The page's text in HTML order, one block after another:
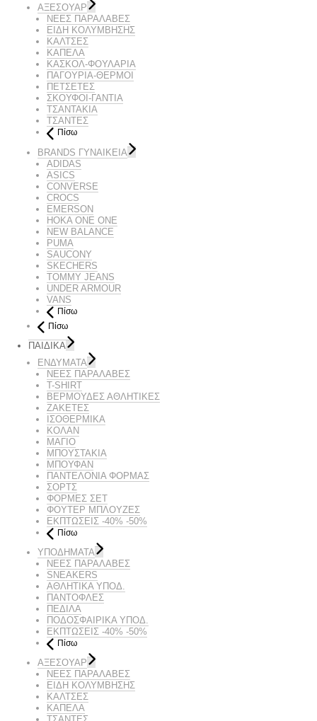
ΑΞΕΣΟΥΑΡ
ΝΕΕΣ ΠΑΡΑΛΑΒΕΣ
ΕΙΔΗ ΚΟΛΥΜΒΗΣΗΣ
ΚΑΛΤΣΕΣ
ΚΑΠΕΛΑ
ΚΑΣΚΟΛ-ΦΟΥΛΑΡΙΑ
ΠΑΓΟΥΡΙΑ-ΘΕΡΜΟΙ
ΠΕΤΣΈΤΕΣ
ΣΚΟΥΦΟΙ-ΓΑΝΤΙΑ
ΤΣΑΝΤΑΚΙΑ
ΤΣΑΝΤΕΣ
Πίσω
BRANDS ΓΥΝΑΙΚΕΊΑ
ADIDAS
ASICS
CONVERSE
CROCS
EMERSON
HOKA ONE ONE
NEW BALANCE
PUMA
SAUCONY
SKECHERS
TOMMY JEANS
UNDER ARMOUR
VANS
Πίσω
Πίσω
ΠΑΙΔΙΚΑ
ΕΝΔΥΜΑΤΑ
ΝΕΕΣ ΠΑΡΑΛΑΒΕΣ
T-SHIRT
ΒΕΡΜΟΥΔΕΣ ΑΘΛΗΤΙΚΕΣ
ΖΑΚΕΤΕΣ
ΙΣΟΘΕΡΜΙΚΑ
ΚΟΛΑΝ
ΜΑΓΙΟ
ΜΠΟΥΣΤΑΚΙΑ
ΜΠΟΥΦΑΝ
ΠΑΝΤΕΛΟΝΙΑ ΦΟΡΜΑΣ
ΣΟΡΤΣ
ΦΟΡΜΕΣ ΣΕΤ
ΦΟΥΤΕΡ ΜΠΛΟΥΖΕΣ
ΕΚΠΤΏΣΕΙΣ -40% -50%
Πίσω
ΥΠΟΔΗΜΑΤΑ
ΝΕΕΣ ΠΑΡΑΛΑΒΕΣ
SNEAKERS
ΑΘΛΗΤΙΚΑ ΥΠΟΔ.
ΠΑΝΤΟΦΛΕΣ
ΠΕΔΙΛΑ
ΠΟΔΟΣΦΑΙΡΙΚΑ ΥΠΟΔ.
ΕΚΠΤΏΣΕΙΣ -40% -50%
Πίσω
ΑΞΕΣΟΥΑΡ
ΝΕΕΣ ΠΑΡΑΛΑΒΕΣ
ΕΙΔΗ ΚΟΛΥΜΒΗΣΗΣ
ΚΑΛΤΣΕΣ
ΚΑΠΕΛΑ